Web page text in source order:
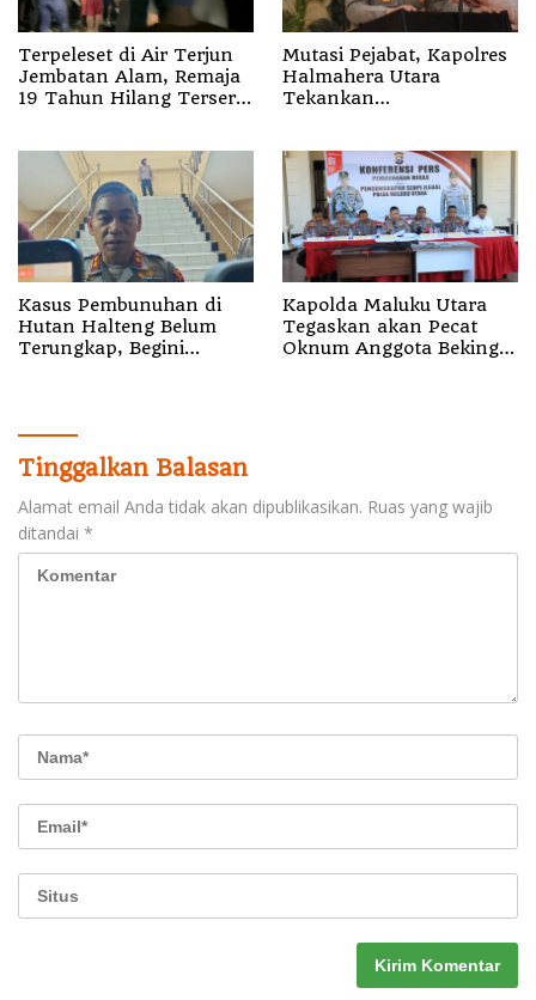
Terpeleset di Air Terjun
Jembatan Alam, Remaja
19 Tahun Hilang Terseret
Mutasi Pejabat, Kapolres
Halmahera Utara
Tekankan
Kasus Pembunuhan di
Hutan Halteng Belum
Terungkap, Begini
Kapolda Maluku Utara
Tegaskan akan Pecat
Oknum Anggota Bekingi
Tinggalkan Balasan
Alamat email Anda tidak akan dipublikasikan. Ruas yang wajib
ditandai *